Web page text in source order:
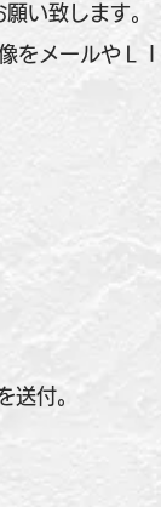
い致します。
をメールやＬＩ
送付。